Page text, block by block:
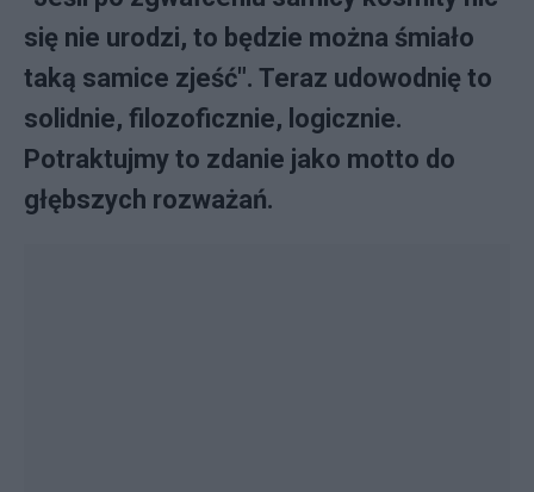
się nie urodzi, to będzie można śmiało
taką samice zjeść". Teraz udowodnię to
solidnie, filozoficznie, logicznie.
Potraktujmy to zdanie jako motto do
głębszych rozważań.